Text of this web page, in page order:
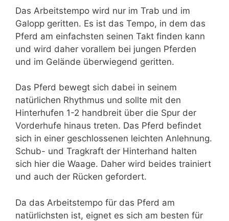
Das Arbeitstempo wird nur im Trab und im
Galopp geritten. Es ist das Tempo, in dem das
Pferd am einfachsten seinen Takt finden kann
und wird daher vorallem bei jungen Pferden
und im Gelände überwiegend geritten.
Das Pferd bewegt sich dabei in seinem
natürlichen Rhythmus und sollte mit den
Hinterhufen 1-2 handbreit über die Spur der
Vorderhufe hinaus treten. Das Pferd befindet
sich in einer geschlossenen leichten Anlehnung.
Schub- und Tragkraft der Hinterhand halten
sich hier die Waage. Daher wird beides trainiert
und auch der Rücken gefordert.
Da das Arbeitstempo für das Pferd am
natürlichsten ist, eignet es sich am besten für